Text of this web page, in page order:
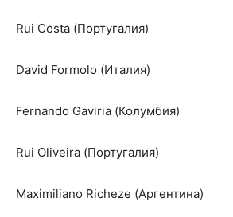
Rui Costa (Португалия)
David Formolo (Италия)
Fernando Gaviria (Колумбия)
Rui Oliveira (Португалия)
Maximiliano Richeze (Аргентина)